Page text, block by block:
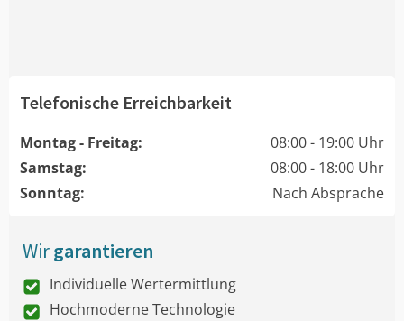
Telefonische Erreichbarkeit
Montag - Freitag:
08:00 - 19:00 Uhr
Samstag:
08:00 - 18:00 Uhr
Sonntag:
Nach Absprache
Wirgarantieren
Individuelle Wertermittlung
Hochmoderne Technologie